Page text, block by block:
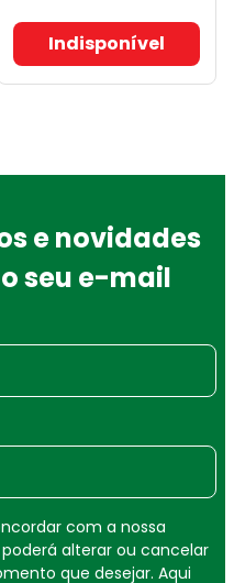
Indisponível
e novidades
seu e-mail
com a nossa
alterar ou cancelar
que desejar. Aqui